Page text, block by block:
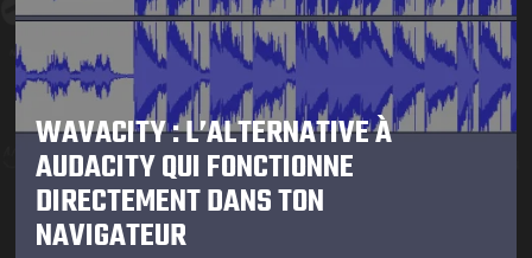
WAVACITY : L’ALTERNATIVE À
AUDACITY QUI FONCTIONNE
DIRECTEMENT DANS TON
NAVIGATEUR